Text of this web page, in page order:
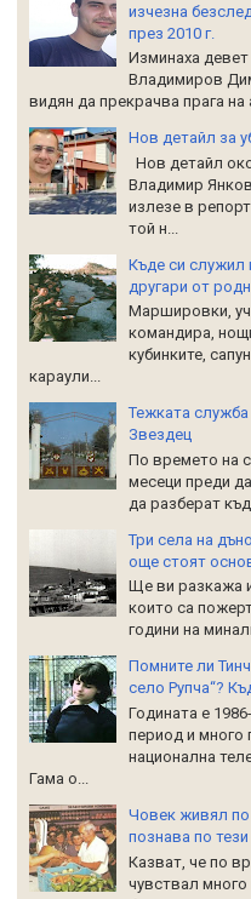
изчезна
през 2010 г.
Изминаха
Владимиров
видян да прекрачва прага
Нов детайл за
Нов детайл
Владимир
излезе в
той н...
Къде си служил
другари от
Маршировки,
командира,
кубинките,
караули...
Тежката
Звездец
По времето на
месеци преди
да разберат
Три села на
още стоят
Ще ви разкажа
които са
години на
Помните ли
село Рупча“?
Годината е
период и много
национална
Гама о...
Човек живял
познава по
Казват, че по
чувствал много